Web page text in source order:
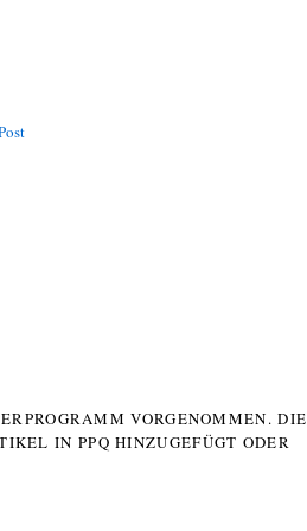
VORGENOMMEN. DIE
IN PPQ HINZUGEFÜGT ODER